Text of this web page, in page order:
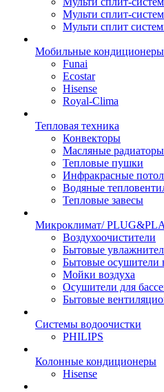
Мульти сплит-
Мульти сплит
Мобильные кондиционеры
Funai
Ecostar
Hisense
Royal-Clima
Тепловая техника
Конвекторы
Масляные радиаторы
Тепловые пушки
Инфракрасные
Водяные
Тепловые завесы
Микроклимат/
Воздухоочистители
Бытовые
Бытовые осушители
Мойки воздуха
Осушители для
Бытовые
Системы водоочистки
PHILIPS
Колонные кондиционеры
Hisense